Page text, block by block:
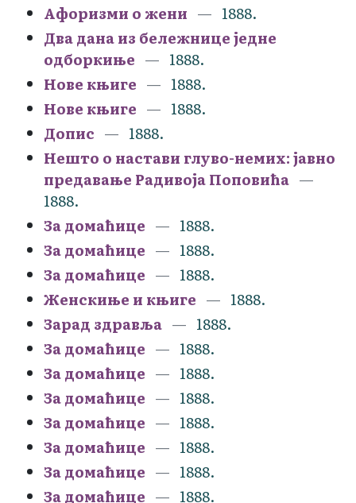
Афоризми о жени
1888.
Два дана из бележнице једне
одборкиње
1888.
Нове књиге
1888.
Нове књиге
1888.
Допис
1888.
Нешто о настави глуво-немих: јавно
предавање Радивоја Поповића
1888.
За домаћице
1888.
За домаћице
1888.
За домаћице
1888.
Женскиње и књиге
1888.
Зарад здравља
1888.
За домаћице
1888.
За домаћице
1888.
За домаћице
1888.
За домаћице
1888.
За домаћице
1888.
За домаћице
1888.
За домаћице
1888.